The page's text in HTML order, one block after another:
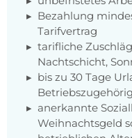
Bezahlung
Tarifvertrag
tarifliche
Nachtschicht,
bis zu 30 Tage
anerkannte
Weihnachtsgeld